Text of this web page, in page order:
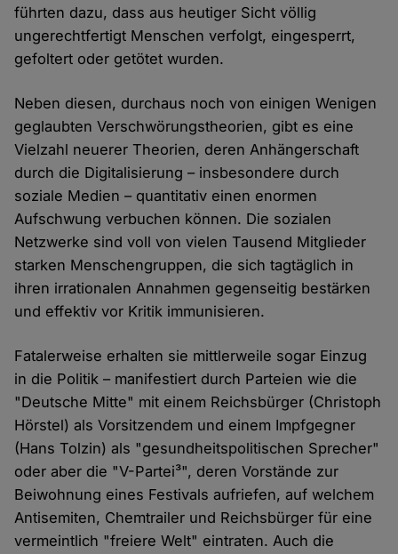
führten dazu, dass aus heutiger Sicht völlig
ungerechtfertigt Menschen verfolgt, eingesperrt,
gefoltert oder getötet wurden.
Neben diesen, durchaus noch von einigen Wenigen
geglaubten Verschwörungstheorien, gibt es eine
Vielzahl neuerer Theorien, deren Anhängerschaft
durch die Digitalisierung – insbesondere durch
soziale Medien – quantitativ einen enormen
Aufschwung verbuchen können. Die sozialen
Netzwerke sind voll von vielen Tausend Mitglieder
starken Menschengruppen, die sich tagtäglich in
ihren irrationalen Annahmen gegenseitig bestärken
und effektiv vor Kritik immunisieren.
Fatalerweise erhalten sie mittlerweile sogar Einzug
in die Politik – manifestiert durch Parteien wie die
"Deutsche Mitte" mit einem Reichsbürger (Christoph
Hörstel) als Vorsitzendem und einem Impfgegner
(Hans Tolzin) als "gesundheitspolitischen Sprecher"
oder aber die "V-Partei³", deren Vorstände zur
Beiwohnung eines Festivals aufriefen, auf welchem
Antisemiten, Chemtrailer und Reichsbürger für eine
vermeintlich "freiere Welt" eintraten. Auch die